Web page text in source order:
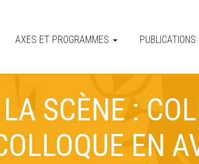
AXES ET PROGRAMMES PUBLICATIONS
SCÈNE :
EN